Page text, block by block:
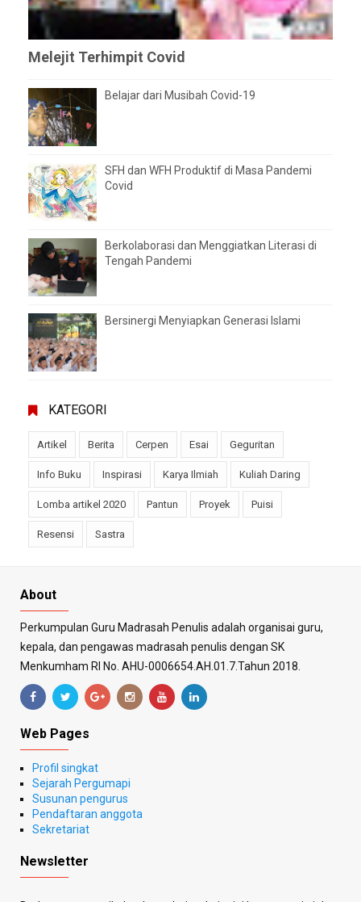
Melejit Terhimpit Covid
Belajar dari Musibah Covid-19
SFH dan WFH Produktif di Masa Pandemi
Covid
Berkolaborasi dan Menggiatkan Literasi di
Tengah Pandemi
Bersinergi Menyiapkan Generasi Islami
KATEGORI
Artikel Berita Cerpen Esai Geguritan
Info Buku Inspirasi Karya Ilmiah Kuliah Daring
Lomba artikel 2020 Pantun Proyek Puisi
Resensi Sastra
About
Perkumpulan Guru Madrasah Penulis adalah organisai guru,
kepala, dan pengawas madrasah penulis dengan SK
Menkumham RI No. AHU-0006654.AH.01.7.Tahun 2018.
Web Pages
Profil singkat
Sejarah Pergumapi
Susunan pengurus
Pendaftaran anggota
Sekretariat
Newsletter